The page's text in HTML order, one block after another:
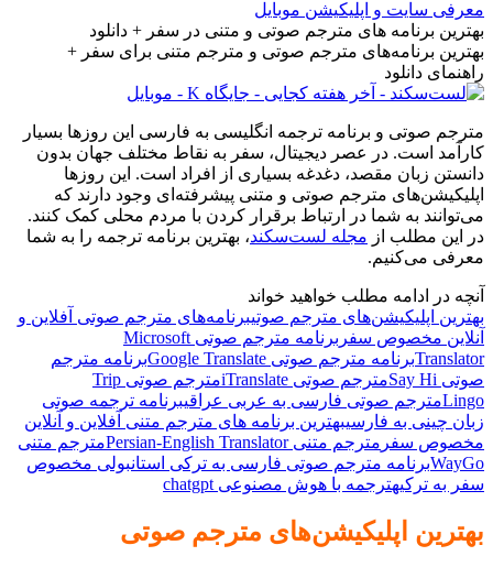
معرفی سایت و اپلیکیشن موبایل
بهترین برنامه های مترجم صوتی و متنی در سفر + دانلود
بهترین برنامه‌های مترجم صوتی و مترجم متنی برای سفر +
راهنمای دانلود
مترجم صوتی و برنامه ترجمه انگلیسی به فارسی این روزها بسیار
کارآمد است. در عصر دیجیتال، سفر به نقاط مختلف جهان بدون
دانستن زبان مقصد، دغدغه بسیاری از افراد است. این روزها
اپلیکیشن‌های مترجم صوتی و متنی پیشرفته‌ای وجود دارند که
می‌توانند به شما در ارتباط برقرار کردن با مردم محلی کمک کنند.
در این مطلب از مجله لست‌سکند، بهترین برنامه ترجمه را به شما
معرفی می‌کنیم.
آنچه در ادامه مطلب خواهید خواند
بهترین اپلیکیشن‌های مترجم صوتیبرنامه‌های مترجم صوتی آفلاین و
آنلاین مخصوص سفر
برنامه مترجم صوتی Microsoft
Translatorبرنامه مترجم صوتی Google Translate
برنامه مترجم
صوتی Say Hi
مترجم صوتی iTranslate
مترجم صوتی Trip
Lingoمترجم صوتی فارسی به عربی عراقیبرنامه ترجمه صوتی
زبان چینی به فارسیبهترین برنامه های مترجم متنی آفلاین و آنلاین
مخصوص سفر مترجم متنی Persian-English Translator
مترجم متنی
WayGoبرنامه مترجم صوتی فارسی به ترکی استانبولی مخصوص
سفر به ترکیهترجمه با هوش مصنوعی chatgpt
بهترین اپلیکیشن‌های مترجم صوتی